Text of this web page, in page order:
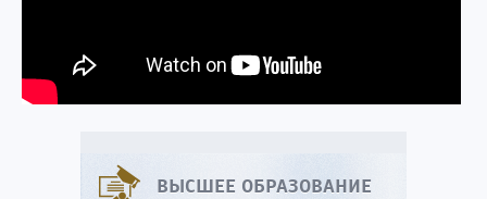
ВЫСШЕЕ ОБРАЗОВАНИЕ